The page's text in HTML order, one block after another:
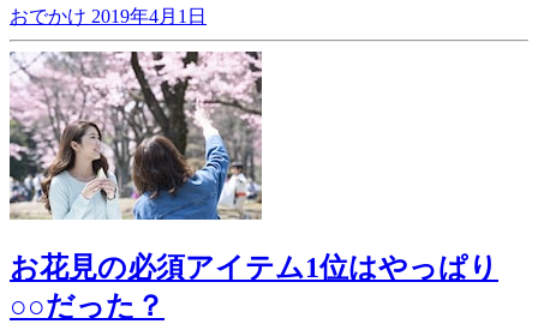
おでかけ 2019年4月1日
お花見の必須アイテム1位はやっぱり
○○だった？